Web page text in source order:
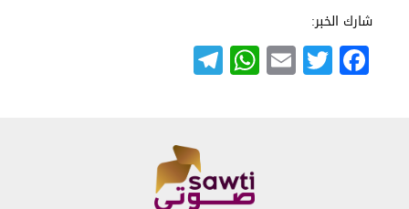
شارك الخبر:
Facebook
Twitter
Email
WhatsApp